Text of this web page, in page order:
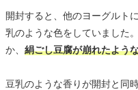
開封すると、他のヨーグルト
乳のような色をしていました
か、 絹ごし豆腐が崩れたよう
豆乳のような香りが開封と同